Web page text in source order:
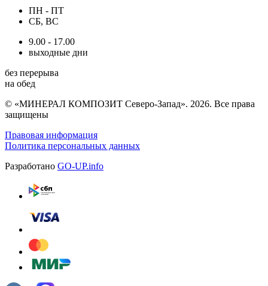
ПН - ПТ
СБ, ВС
9.00 - 17.00
выходные дни
без перерыва
на обед
© «МИНЕРАЛ КОМПОЗИТ Северо-Запад». 2026. Все права
защищены
Правовая информация
Политика персональных данных
Разработано GO-UP.info